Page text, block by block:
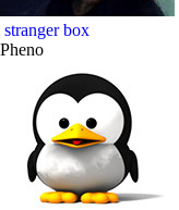
stranger box
Pheno